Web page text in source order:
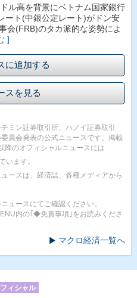
ル高を背景にベトナム国家銀行
ート(中銀公定レート)がドン安
(FRB)のタカ派的な姿勢によ
]
に追加する
スを見る
ミン証券取引所、ハノイ証券取引
員会発表の公式ニュースです。掲載
降のオフィシャルニュースには
います。
ースは、経済誌、各種メディアから
ュースにてご確認ください。
内の｢◆免責事項｣をお読みくださ
マクロ経済一覧へ
ィシャル